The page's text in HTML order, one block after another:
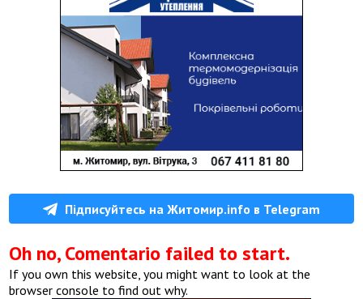
Підписуйтесь на Житомир.info в Telegram
Oh no, Comentario failed to start.
If you own this website, you might want to look at the
browser console to find out why.